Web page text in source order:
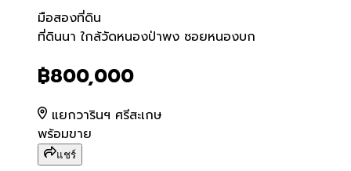
มือสองที่ดิน
ที่ดินนา ใกล้วัดหนองป่าพง
ที่ดินนา ใกล้วัดหนองป่าพง ซอยหนองบก
฿800,000
แยกวารินฯ ศรีสะเกษ
พร้อมขาย
แชร์